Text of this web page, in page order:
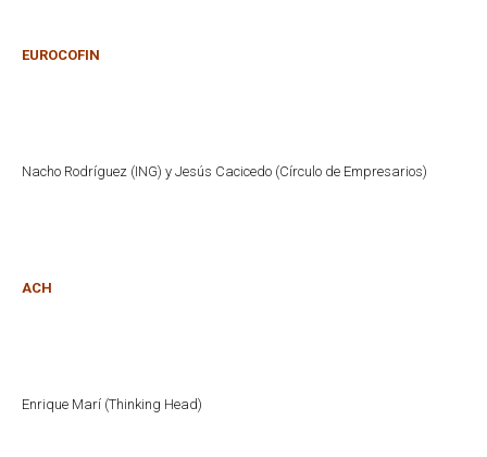
EUROCOFIN
Nacho Rodríguez (ING) y Jesús Cacicedo (Círculo de Empresarios)
ACH
Enrique Marí (Thinking Head)